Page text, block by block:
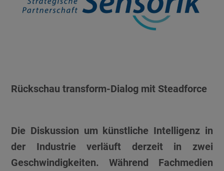
Rückschau transform-Dialog mit Steadforce
Die Diskussion um künstliche Intelligenz in
der Industrie verläuft derzeit in zwei
Geschwindigkeiten. Während Fachmedien